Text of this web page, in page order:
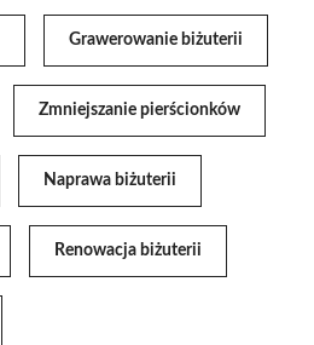
Grawerowanie biżuterii
Zmniejszanie pierścionków
Naprawa biżuterii
Renowacja biżuterii